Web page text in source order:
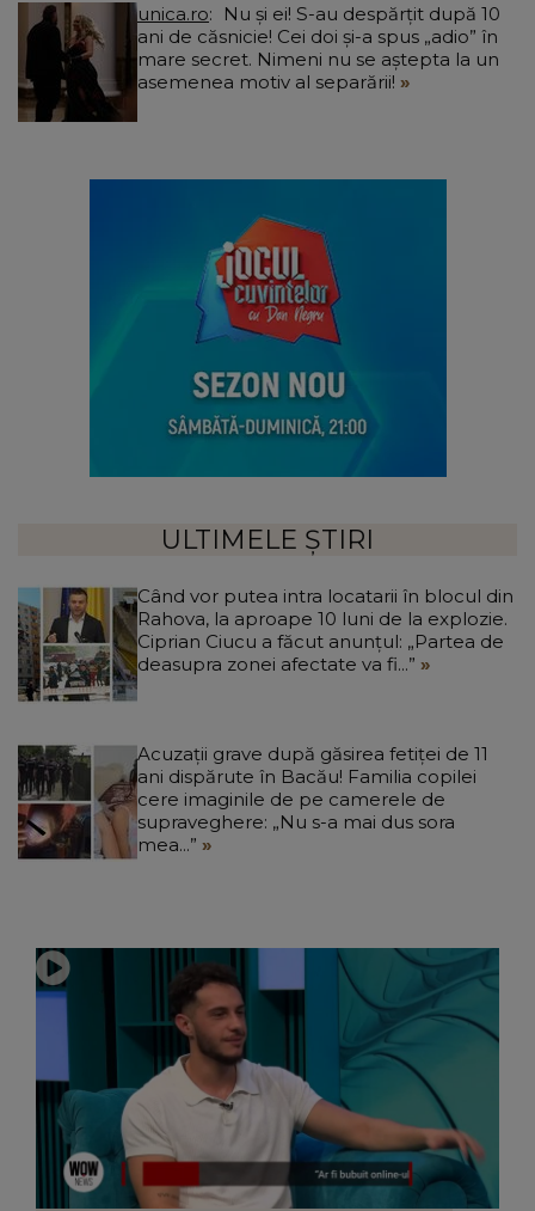
unica.ro
ani de căsnicie! Cei doi și-a spus „adio” în
mare secret. Nimeni nu se aștepta la un
asemenea motiv al separării!
ULTIMELE ȘTIRI
Când vor putea intra locatarii în blocul din
Rahova, la aproape 10 luni de la explozie.
Ciprian Ciucu a făcut anunțul: „Partea de
deasupra zonei afectate va fi...”
Acuzații grave după găsirea fetiței de 11
ani dispărute în Bacău! Familia copilei
cere imaginile de pe camerele de
supraveghere: „Nu s-a mai dus sora
mea...”